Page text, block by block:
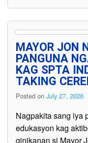
MAYOR JON
PANGUNA
KAG SPTA
TAKING
Posted on July 27, 2026
Nagpakita sang iya
edukasyon kag
ginikanan si Mayor